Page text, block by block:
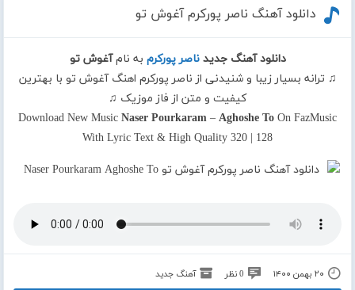
دانلود آهنگ ناصر پورکرم آغوش تو
دانلود آهنگ جدید ناصر پورکرم به نامآغوش تو
♫ ترانه بسیار زیبا و شنیدنی از ناصر پورکرم اهنگ آغوش تو با بهترین
کیفیت و متن از فاز موزیک ♫
Download New Music Naser Pourkaram – Aghoshe To On FazMusic
With Lyric Text & High Quality 320 | 128
۲۰ بهمن ۱۴۰۰ 0 نظر آهنگ جدید